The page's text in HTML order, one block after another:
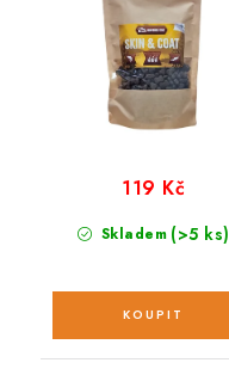
Skladem (>5 ks)
119 Kč